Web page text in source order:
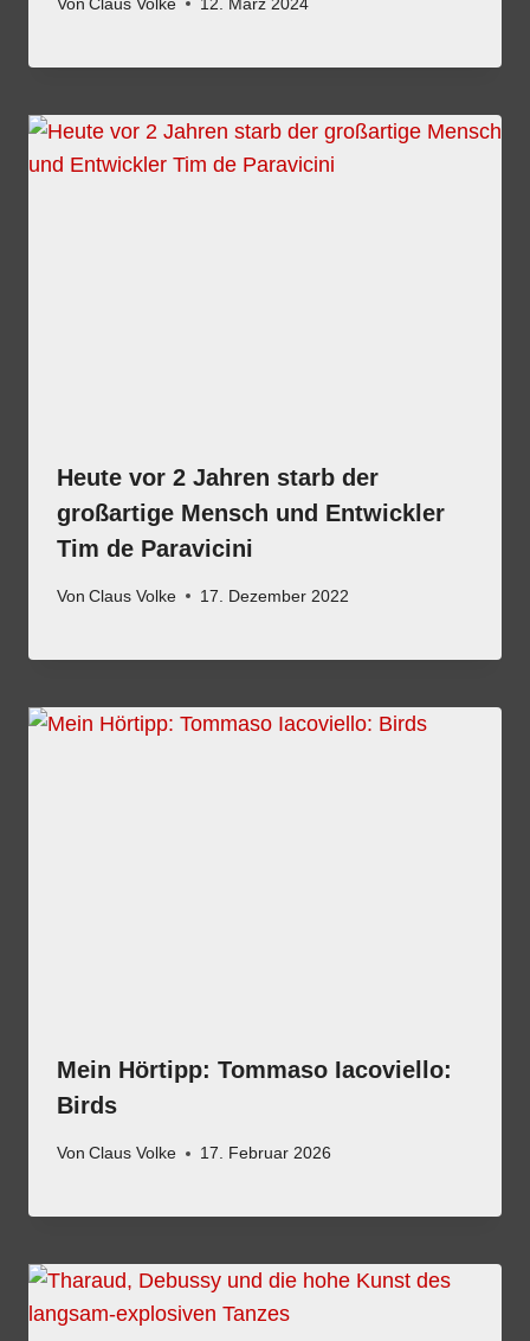
Heute vor 2 Jahren starb der
großartige Mensch und Entwickler
Tim de Paravicini
Von Claus Volke 17. Dezember 2022
Mein Hörtipp: Tommaso Iacoviello:
Birds
Von Claus Volke 17. Februar 2026